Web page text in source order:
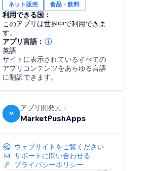
ネット販売
食品・飲料
利用できる国：
このアプリは世界中で利用できま
す。
アプリ言語：
英語
サイトに表示されているすべての
アプリコンテンツをあらゆる言語
に翻訳できます。
M
アプリ開発元：
MarketPushApps
ウェブサイトをご覧ください
サポートに問い合わせる
プライバシーポリシー